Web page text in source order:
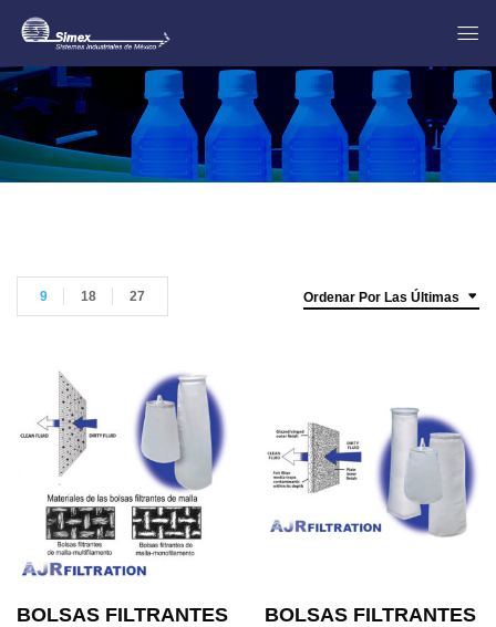
Ordenar Por Las Últimas
9 18 27
BOLSAS FILTRANTES
BOLSAS FILTRANTES